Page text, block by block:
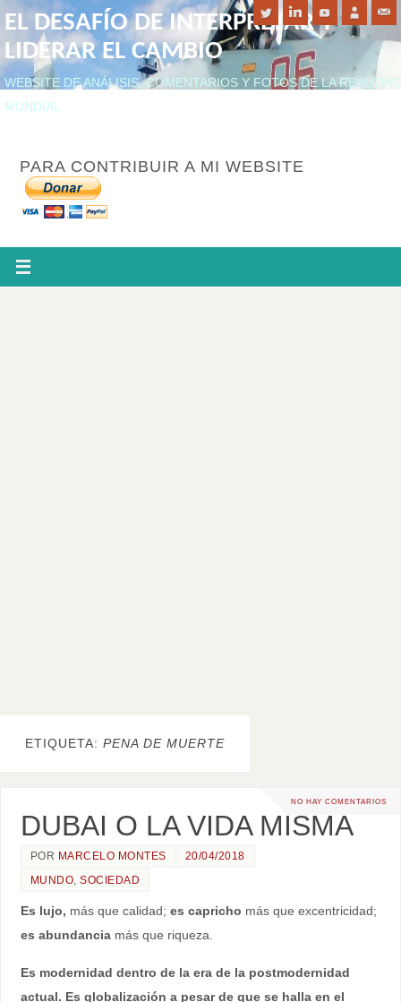
EL DESAFÍO DE INTERPRETAR Y
LIDERAR EL CAMBIO
WEBSITE DE ANÁLISIS, COMENTARIOS Y FOTOS DE LA REALIDAD
MUNDIAL
PARA CONTRIBUIR A MI WEBSITE
ETIQUETA: PENA DE MUERTE
NO HAY COMENTARIOS
DUBAI O LA VIDA MISMA
POR MARCELO MONTES
20/04/2018
MUNDO,SOCIEDAD
Es lujo, más que calidad; es capricho más que excentricidad;
es abundanciamás que riqueza.
Es modernidad dentro de la era de la postmodernidad
actual. Es globalización a pesar de que se halla en el